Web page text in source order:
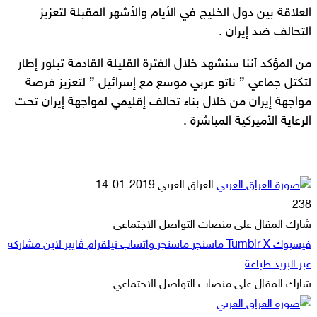
العلاقة بين دول الخليج في الأيام والأشهر المقبلة لتعزيز
التحالف ضد إيران .
من المؤكد أننا سنشهد خلال الفترة القليلة القادمة تبلور إطار
لتكتل جماعي ” ناتو عربي موسع مع إسرائيل ” لتعزيز فرصة
مواجهة إيران من خلال بناء تحالف إقليمي لمواجهة إيران تحت
الرعاية الأميركية المباشرة .
العراق العربي أرسل
إلكترونيا
2019-01-14
238
شارك المقال على منصات التواصل الاجتماعي
فيسبوك ‫X ماسنجر ماسنجر واتساب تيلقرام ڤايبر لاين مشاركة
عبر البريد طباعة
شارك المقال على منصات التواصل الاجتماعي
فيسبوك
‫X
ماسنجر
ماسنجر
واتساب
تيلقرام
ڤايبر
لاين
مشاركة
طباعة